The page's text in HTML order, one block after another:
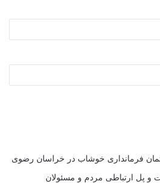
فرمانداری خوشاب در خراسان رضوی
و پل ارتباطی مردم و مسئولان